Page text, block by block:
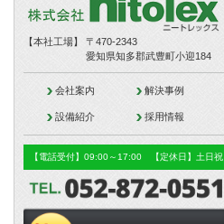
【本社工場】
〒470-2343
愛知県知多郡武豊町小迎184
会社案内 解決事例
設備紹介 採用情報
【電話受付】09:00～17:00 【定休日】土日祝